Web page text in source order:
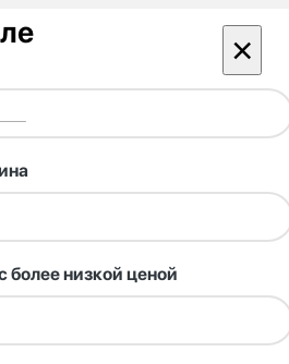
×
более низкой ценой